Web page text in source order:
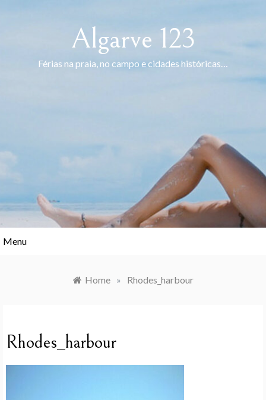
Algarve 123
Férias na praia, no campo e cidades históricas…
Menu
Home » Rhodes_harbour
Rhodes_harbour